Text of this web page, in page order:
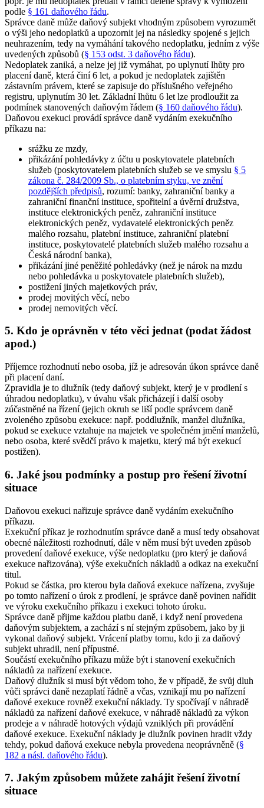
podle § 161 daňového řádu.
Správce daně může daňový subjekt vhodným způsobem vyrozumět
o výši jeho nedoplatků a upozornit jej na následky spojené s jejich
neuhrazením, tedy na vymáhání takového nedoplatku, jedním z výše
uvedených způsobů (§ 153 odst. 3 daňového řádu).
Nedoplatek zaniká, a nelze jej již vymáhat, po uplynutí lhůty pro
placení daně, která činí 6 let, a pokud je nedoplatek zajištěn
zástavním právem, které se zapisuje do příslušného veřejného
registru, uplynutím 30 let. Základní lhůtu 6 let lze prodloužit za
podmínek stanovených daňovým řádem (§ 160 daňového řádu).
Daňovou exekuci provádí správce daně vydáním exekučního
příkazu na:
srážku ze mzdy,
přikázání pohledávky z účtu u poskytovatele platebních
služeb (poskytovatelem platebních služeb se ve smyslu § 5
zákona č. 284/2009 Sb., o platebním styku, ve znění
pozdějších předpisů, rozumí: banky, zahraniční banky a
zahraniční finanční instituce, spořitelní a úvěrní družstva,
instituce elektronických peněz, zahraniční instituce
elektronických peněz, vydavatelé elektronických peněz
malého rozsahu, platební instituce, zahraniční platební
instituce, poskytovatelé platebních služeb malého rozsahu a
Česká národní banka),
přikázání jiné peněžité pohledávky (než je nárok na mzdu
nebo pohledávka u poskytovatele platebních služeb),
postižení jiných majetkových práv,
prodej movitých věcí, nebo
prodej nemovitých věcí.
5. Kdo je oprávněn v této věci jednat (podat žádost
apod.)
Příjemce rozhodnutí nebo osoba, jíž je adresován úkon správce daně
při placení daní.
Zpravidla je to dlužník (tedy daňový subjekt, který je v prodlení s
úhradou nedoplatku), v úvahu však přicházejí i další osoby
zúčastněné na řízení (jejich okruh se liší podle správcem daně
zvoleného způsobu exekuce: např. poddlužník, manžel dlužníka,
pokud se exekuce vztahuje na majetek ve společném jmění manželů,
nebo osoba, které svědčí právo k majetku, který má být exekucí
postižen).
6. Jaké jsou podmínky a postup pro řešení životní
situace
Daňovou exekuci nařizuje správce daně vydáním exekučního
příkazu.
Exekuční příkaz je rozhodnutím správce daně a musí tedy obsahovat
obecné náležitosti rozhodnutí, dále v něm musí být uveden způsob
provedení daňové exekuce, výše nedoplatku (pro který je daňová
exekuce nařizována), výše exekučních nákladů a odkaz na exekuční
titul.
Pokud se částka, pro kterou byla daňová exekuce nařízena, zvyšuje
po tomto nařízení o úrok z prodlení, je správce daně povinen nařídit
ve výroku exekučního příkazu i exekuci tohoto úroku.
Správce daně přijme každou platbu daně, i když není provedena
daňovým subjektem, a zachází s ní stejným způsobem, jako by ji
vykonal daňový subjekt. Vrácení platby tomu, kdo ji za daňový
subjekt uhradil, není přípustné.
Součástí exekučního příkazu může být i stanovení exekučních
nákladů za nařízení exekuce.
Daňový dlužník si musí být vědom toho, že v případě, že svůj dluh
vůči správci daně nezaplatí řádně a včas, vznikají mu po nařízení
daňové exekuce rovněž exekuční náklady. Ty spočívají v náhradě
nákladů za nařízení daňové exekuce, v náhradě nákladů za výkon
prodeje a v náhradě hotových výdajů vzniklých při provádění
daňové exekuce. Exekuční náklady je dlužník povinen hradit vždy
tehdy, pokud daňová exekuce nebyla provedena neoprávněně (§
182 a násl. daňového řádu).
7. Jakým způsobem můžete zahájit řešení životní
situace